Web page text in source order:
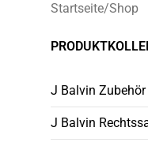
Startseite/Shop
J Balvin Zubehör
J Balvin